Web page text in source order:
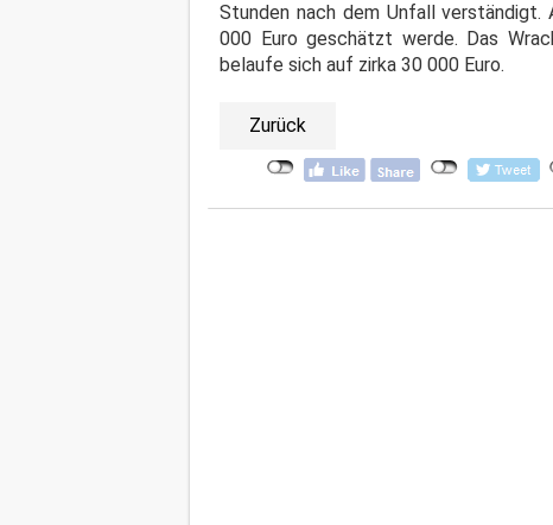
Stunden nach dem Unfall
000 Euro geschätzt werde. Das
belaufe sich auf zirka 30 000 Euro.
Zurück